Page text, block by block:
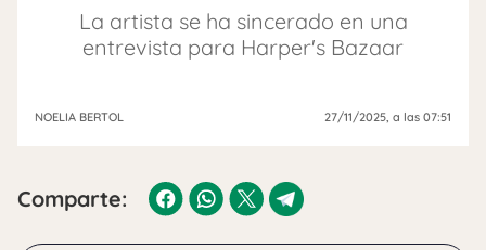
La artista se ha sincerado en una
entrevista para Harper's Bazaar
NOELIA BERTOL 27/11/2025, a las 07:51
Comparte: